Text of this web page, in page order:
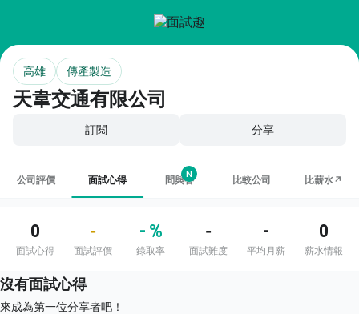
天韋交通有限公司
高雄 傳產製造
訂閱 分享
公司評價 面試心得 問與答
N
比較公司 比薪水↗
0
面試心得
-
面試評價
- %
錄取率
-
面試難度
-
平均月薪
0
薪水情報
沒有面試心得
來成為第一位分享者吧！